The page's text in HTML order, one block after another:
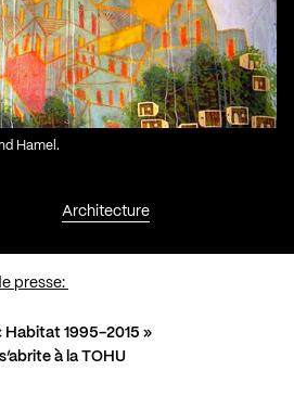
Architecture
Hamel.
presse:
Habitat 1995-2015 »
à la TOHU